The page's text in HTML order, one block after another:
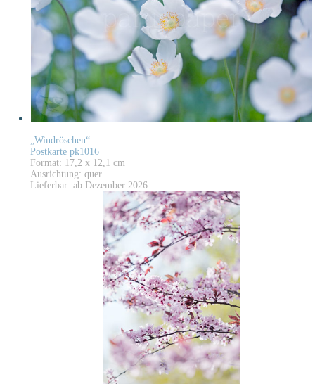
„Windröschen“
Postkarte pk1016
Format: 17,2 x 12,1 cm
Ausrichtung: quer
Lieferbar: ab Dezember 2026